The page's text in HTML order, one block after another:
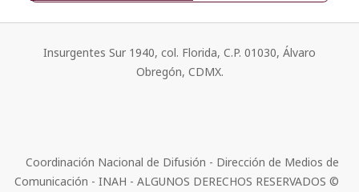
Insurgentes Sur 1940, col. Florida, C.P. 01030, Álvaro
Obregón, CDMX.
Coordinación Nacional de Difusión - Dirección de Medios de
Comunicación - INAH - ALGUNOS DERECHOS RESERVADOS ©